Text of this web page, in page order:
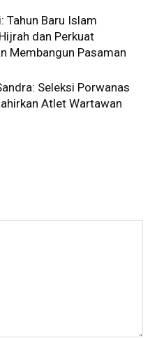
Tahun Baru Islam
dan Perkuat
Membangun Pasaman
Seleksi Porwanas
Atlet Wartawan